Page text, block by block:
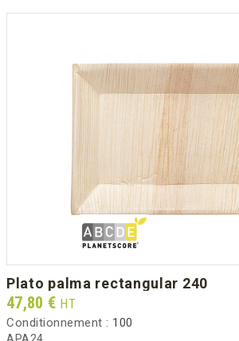
plato palma rectangular 240
Prix
47,80 € HT
Conditionnement : 100
APA24